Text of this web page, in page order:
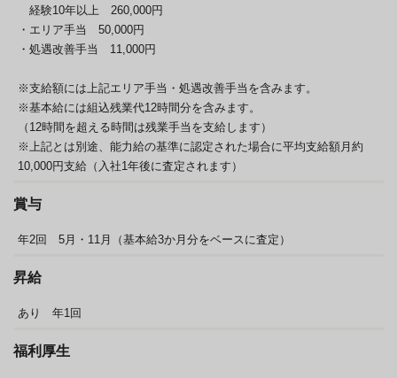
経験10年以上 260,000円
・エリア手当 50,000円
・処遇改善手当 11,000円
※支給額には上記エリア手当・処遇改善手当を含みます。
※基本給には組込残業代12時間分を含みます。
（12時間を超える時間は残業手当を支給します）
※上記とは別途、能力給の基準に認定された場合に平均支給額月約
10,000円支給（入社1年後に査定されます）
賞与
年2回 5月・11月（基本給3か月分をベースに査定）
昇給
あり 年1回
福利厚生